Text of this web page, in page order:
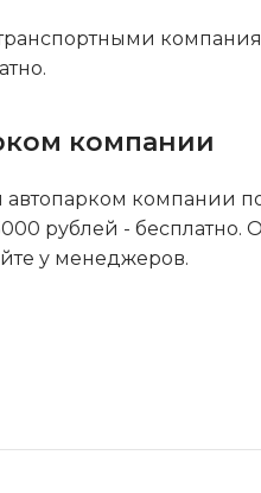
компании
автопарком компании
рублей - бесплатно.
у менеджеров.